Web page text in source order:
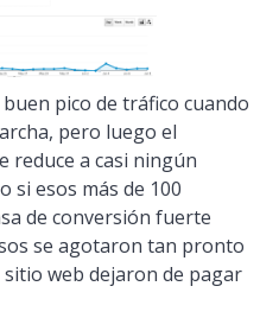
pico de tráfico cuando
pero luego el
reduce a casi ningún
si esos más de 100
de conversión fuerte
se agotaron tan pronto
web dejaron de pagar